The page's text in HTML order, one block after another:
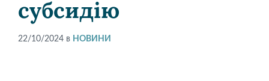
субсидію
22/10/2024 в НОВИНИ